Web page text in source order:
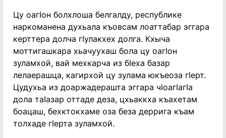
Цу оагӀон болхлоша белгалду, республике
наркоманена духьала къовсам лоаттабар эггара
керттера долча гӀулакхех долга. Кхыча
моттигашкара хьачуухаш бола цу оагӀон
зуламхой, вай мехкарча из бӀеха базар
лелаерашца, кагирхой цу зулама юкъеоза гӀерт.
Цудухьа из доаржадерашта эггара чӀоагӀагӀа
дола таӀазар оттаде деза, цхьаккха къахетам
боацаш, бехктокхаме оза беза деррига къам
толхаде гӀерта зуламхой.